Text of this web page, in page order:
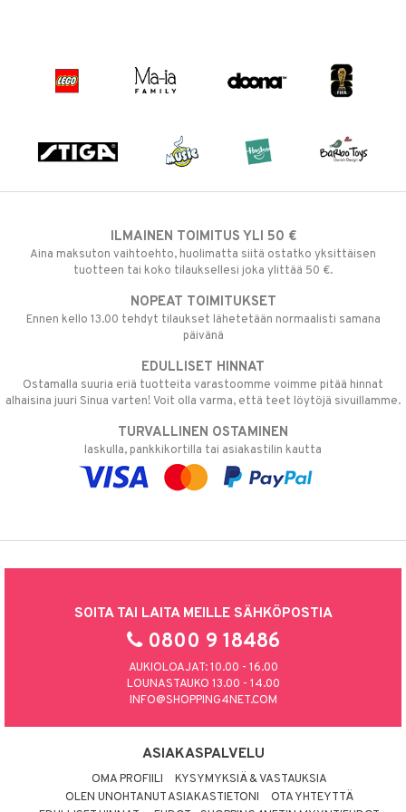
ILMAINEN TOIMITUS YLI 50 €
Aina maksuton vaihtoehto, huolimatta siitä ostatko yksittäisen
tuotteen tai koko tilauksellesi joka ylittää 50 €.
NOPEAT TOIMITUKSET
Ennen kello 13.00 tehdyt tilaukset lähetetään normaalisti samana
päivänä
EDULLISET HINNAT
Ostamalla suuria eriä tuotteita varastoomme voimme pitää hinnat
alhaisina juuri Sinua varten! Voit olla varma, että teet löytöjä sivuillamme.
TURVALLINEN OSTAMINEN
laskulla, pankkikortilla tai asiakastilin kautta
SOITA TAI LAITA MEILLE SÄHKÖPOSTIA
0800 9 18486
AUKIOLOAJAT: 10.00 - 16.00
LOUNASTAUKO 13.00 - 14.00
INFO@SHOPPING4NET.COM
ASIAKASPALVELU
OMA PROFIILI
KYSYMYKSIÄ & VASTAUKSIA
OLEN UNOHTANUT ASIAKASTIETONI
OTA YHTEYTTÄ